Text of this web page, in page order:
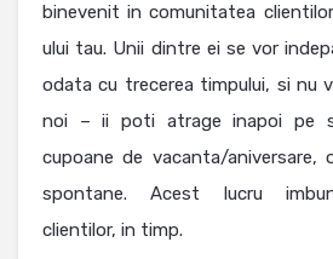
binevenit in comunitatea
ului tau. Unii dintre ei se vor
odata cu trecerea timpului, si nu
noi – ii poti atrage inapoi pe
cupoane de vacanta/
spontane. Acest lucru
clientilor, in timp.